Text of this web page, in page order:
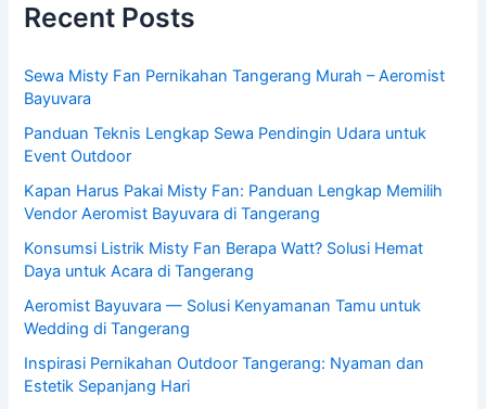
Recent Posts
Sewa Misty Fan Pernikahan Tangerang Murah – Aeromist
Bayuvara
Panduan Teknis Lengkap Sewa Pendingin Udara untuk
Event Outdoor
Kapan Harus Pakai Misty Fan: Panduan Lengkap Memilih
Vendor Aeromist Bayuvara di Tangerang
Konsumsi Listrik Misty Fan Berapa Watt? Solusi Hemat
Daya untuk Acara di Tangerang
Aeromist Bayuvara — Solusi Kenyamanan Tamu untuk
Wedding di Tangerang
Inspirasi Pernikahan Outdoor Tangerang: Nyaman dan
Estetik Sepanjang Hari